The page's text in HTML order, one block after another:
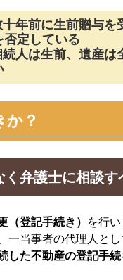
前に生前贈与を
定している
は生前、遺産は
か？
く弁護士に相談す
（登記手続き）
を行
一当事者の代理人と
した不動産の登記手続